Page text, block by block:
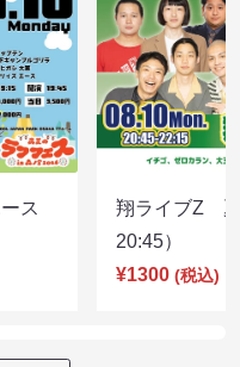
ス
翔ライブZ
20:45）
¥1300 (税込)